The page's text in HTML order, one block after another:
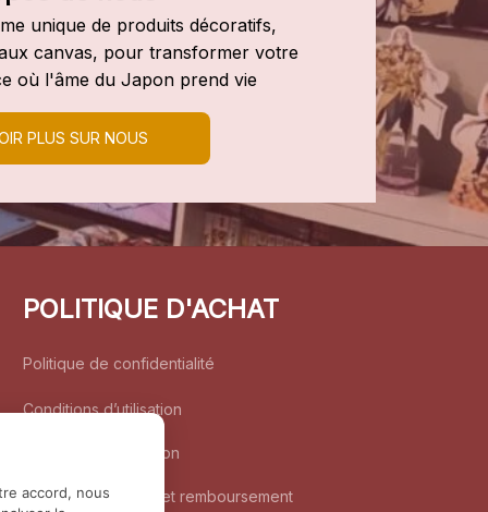
unique de produits décoratifs,
canvas, pour transformer votre
où l'âme du Japon prend vie
PLUS SUR NOUS
POLITIQUE D'ACHAT
Politique de confidentialité
Conditions d’utilisation
Politique d’expédition
Politique de retour et remboursement
accord, nous